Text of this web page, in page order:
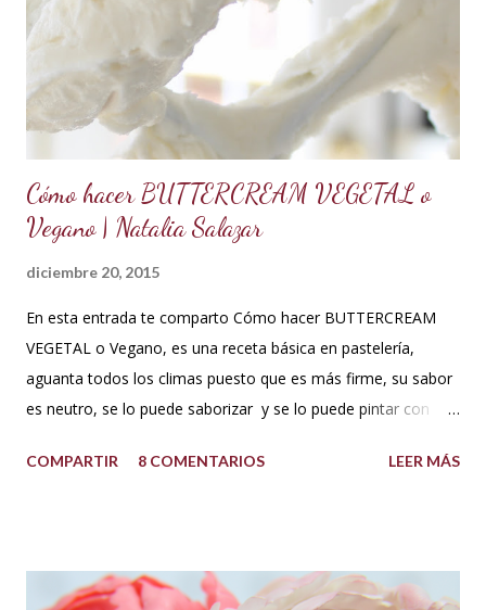
cupcakes o rellenar una torta o cubrir el cake tu sabor
favorito. Se debe conservar en refrigeración y es mejor
utilizarlo cuando está fresco, es decir recién hecho, porque
contiene huevos y mantequilla. Crema d...
Cómo hacer BUTTERCREAM VEGETAL o
Vegano | Natalia Salazar
diciembre 20, 2015
En esta entrada te comparto Cómo hacer BUTTERCREAM
VEGETAL o Vegano, es una receta básica en pastelería,
aguanta todos los climas puesto que es más firme, su sabor
es neutro, se lo puede saborizar y se lo puede pintar con
este cupcakes, pasteles y lo que te guste. INGREDIENTES:
de vainilla al gusto. Colorantes en gel para repostería, si se
COMPARTIR 8 COMENTARIOS LEER MÁS